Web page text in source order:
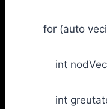
for (auto vecin
int nodVecin
int